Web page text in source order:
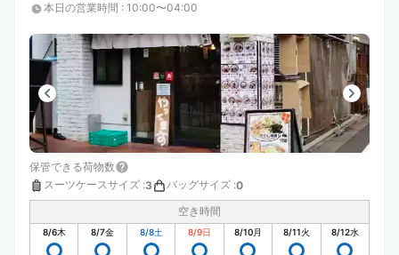
本日の営業時間 : 10:00〜04:00
保管できる荷物数
スーツケースサイズ :3 バッグサイズ :0
空き時間
8/6木 8/7金 8/8土 8/9日 8/10月 8/11火 8/12水